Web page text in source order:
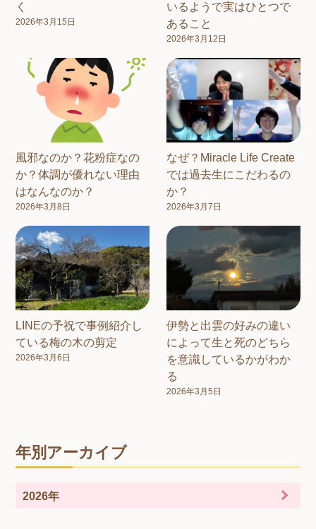
く
2026年3月15日
いるようで実はひとつで
あること
2026年3月12日
風邪なのか？花粉症なの
か？体調が優れない理由
はなんなのか？
2026年3月8日
なぜ？Miracle Life Create
では過去生にこだわるの
か？
2026年3月7日
LINEの予祝で事例紹介し
ている梅の木の剪定
2026年3月6日
伊勢と出雲の好みの違い
によって生と死のどちら
を意識しているかがわか
る
2026年3月5日
年別アーカイブ
2026年